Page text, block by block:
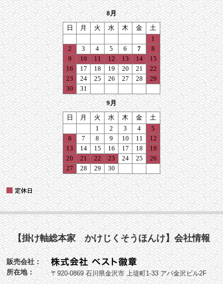
【掛け軸総本家 かけじくそうほんけ】会社情報
販売会社：
所在地：
〒920-0869 石川県金沢市 上堤町1-33 アパ金沢ビル2F